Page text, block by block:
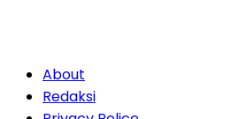
About
Redaksi